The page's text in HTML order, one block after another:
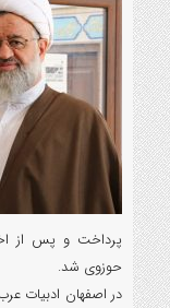
پرداخت و پس از
حوزوی شد.
در اصفهان ادبیات